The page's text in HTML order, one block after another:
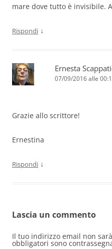
mare dove tutto è invisibile.
Rispondi ↓
Ernesta
07/09/2016 alle
Grazie allo scrittore!
Ernestina
Rispondi ↓
Lascia un commento
Il tuo indirizzo email non
obbligatori sono